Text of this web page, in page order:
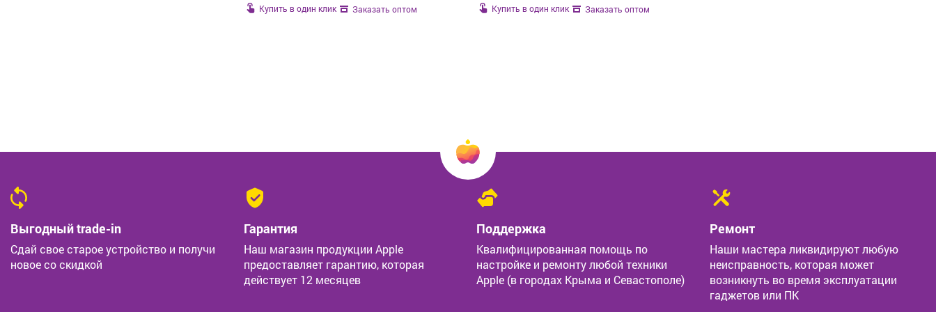
Купить в один клик Заказать оптом Купить в один клик Заказать оптом
Выгодный trade-in
Сдай свое старое устройство и получи
новое со скидкой
Гарантия
Наш магазин продукции Apple
предоставляет гарантию, которая
действует 12 месяцев
Поддержка
Квалифицированная помощь по
настройке и ремонту любой техники
Apple (в городах Крыма и Севастополе)
Ремонт
Наши мастера ликвидируют любую
неисправность, которая может
возникнуть во время эксплуатации
гаджетов или ПК